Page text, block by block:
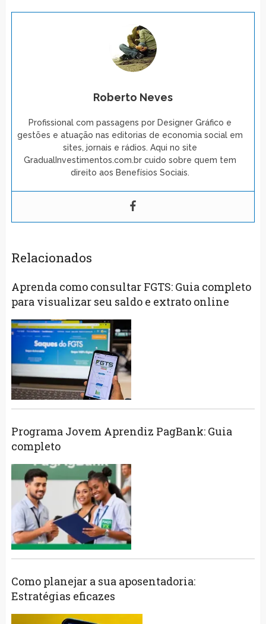
Roberto Neves
Profissional com passagens por Designer Gráfico e
gestões e atuação nas editorias de economia social em
sites, jornais e rádios. Aqui no site
GradualInvestimentos.com.br cuido sobre quem tem
direito aos Benefísios Sociais.
Relacionados
Aprenda como consultar FGTS: Guia completo
para visualizar seu saldo e extrato online
Programa Jovem Aprendiz PagBank: Guia
completo
Como planejar a sua aposentadoria:
Estratégias eficazes